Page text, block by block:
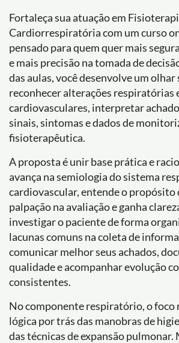
Fortaleça sua atuação em
Cardiorrespiratória com um curso
pensado para quem quer mais
e mais precisão na tomada de
das aulas, você desenvolve um
reconhecer alterações respiratórias
cardiovasculares, interpretar
sinais, sintomas e dados de
fisioterapêutica.
A proposta é unir base prática e
avança na semiologia do sistema
cardiovascular, entende o propósito
palpação na avaliação e ganha
investigar o paciente de forma
lacunas comuns na coleta de
comunicar melhor seus achados,
qualidade e acompanhar evolução
consistentes.
No componente respiratório, o foco
lógica por trás das manobras de
das técnicas de expansão pulmonar.